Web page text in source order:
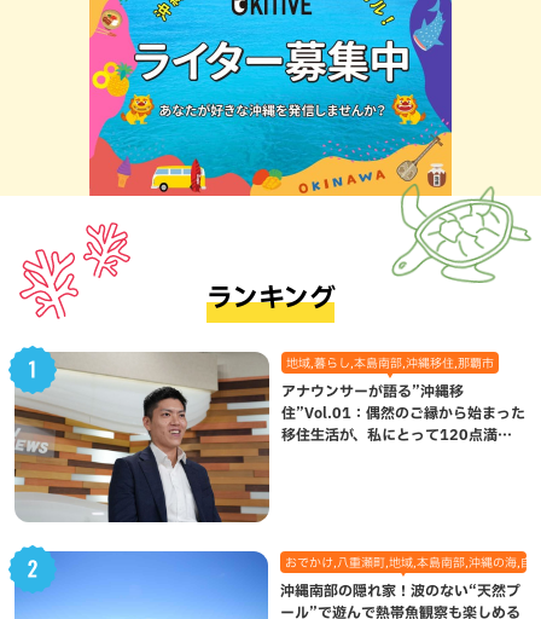
ランキング
地域,暮らし,本島南部,沖縄移住,那覇市
アナウンサーが語る”沖縄移
住”Vol.01：偶然のご縁から始まった
移住生活が、私にとって120点満点
おでかけ,八重瀬町,地域,本島南部,沖縄の海,自
沖縄南部の隠れ家！波のない“天然プ
ール”で遊んで熱帯魚観察も楽しめる